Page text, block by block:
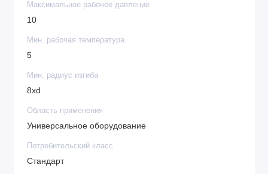
Максимальное рабочее давление
10
Мин. рабочая температура
5
Мин. радиус изгиба
8хd
Область применения
Универсальное оборудование
Потребительский класс
Стандарт